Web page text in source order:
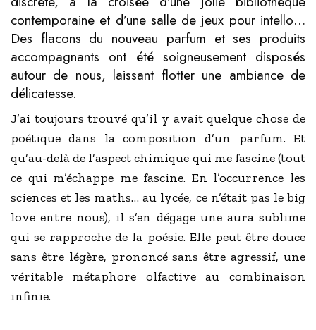
contemporaine et d’une salle de jeux pour intello…
Des flacons du nouveau parfum et ses produits
accompagnants ont été soigneusement disposés
autour de nous, laissant flotter une ambiance de
délicatesse.
J’ai toujours trouvé qu’il y avait quelque chose de
poétique dans la composition d’un parfum. Et
qu’au-delà de l’aspect chimique qui me fascine (tout
ce qui m’échappe me fascine. En l’occurrence les
sciences et les maths… au lycée, ce n’était pas le big
love entre nous), il s’en dégage une aura sublime
qui se rapproche de la poésie. Elle peut être douce
sans être légère, prononcé sans être agressif, une
véritable métaphore olfactive au combinaison
infinie.